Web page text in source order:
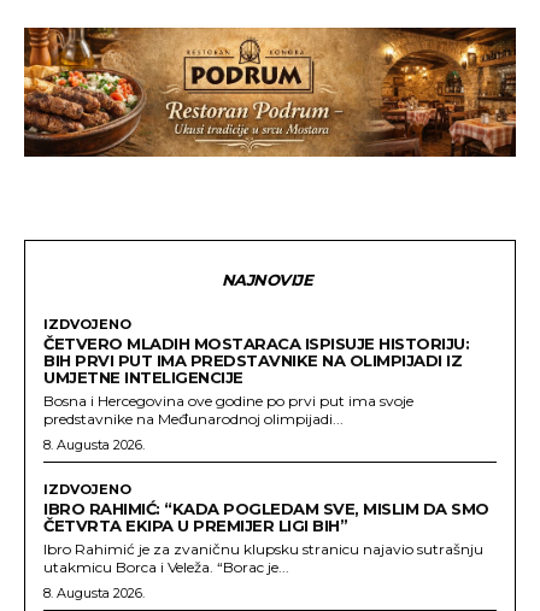
NAJNOVIJE
IZDVOJENO
ČETVERO MLADIH MOSTARACA ISPISUJE HISTORIJU:
BIH PRVI PUT IMA PREDSTAVNIKE NA OLIMPIJADI IZ
UMJETNE INTELIGENCIJE
Bosna i Hercegovina ove godine po prvi put ima svoje
predstavnike na Međunarodnoj olimpijadi...
8. Augusta 2026.
IZDVOJENO
IBRO RAHIMIĆ: “KADA POGLEDAM SVE, MISLIM DA SMO
ČETVRTA EKIPA U PREMIJER LIGI BIH”
Ibro Rahimić je za zvaničnu klupsku stranicu najavio sutrašnju
utakmicu Borca i Veleža. “Borac je...
8. Augusta 2026.